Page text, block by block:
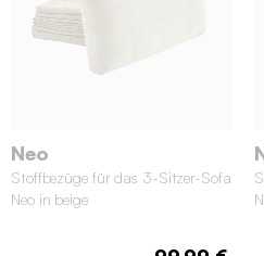
Neo
Stoffbezüge für das 3-Sitzer-Sofa
Neo in beige